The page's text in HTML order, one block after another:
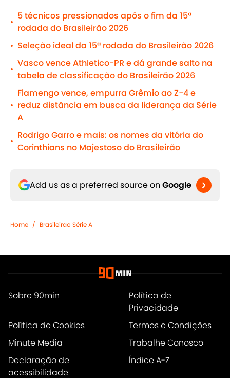
•
5 técnicos pressionados após o fim da 15ª
rodada do Brasileirão 2026
• Seleção ideal da 15ª rodada do Brasileirão 2026
•
Vasco vence Athletico-PR e dá grande salto na
tabela de classificação do Brasileirão 2026
•
Flamengo vence, empurra Grêmio ao Z-4 e
reduz distância em busca da liderança da Série
A
•
Rodrigo Garro e mais: os nomes da vitória do
Corinthians no Majestoso do Brasileirão
Add us as a preferred source on Google
Home / Brasileirao Série A
Sobre 90min
Política de
Privacidade
Política de Cookies
Termos e Condições
Minute Media
Trabalhe Conosco
Declaração de
acessibilidade
Índice A-Z